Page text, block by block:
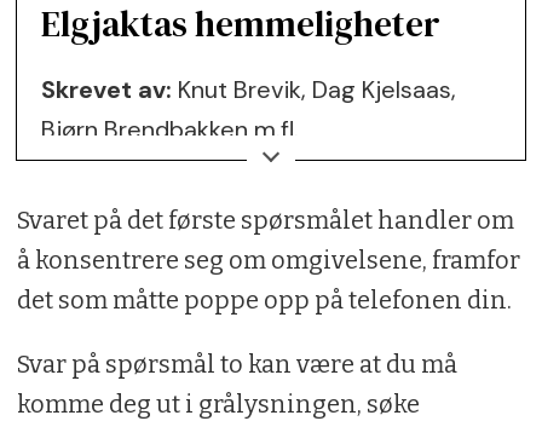
Elgjaktas hemmeligheter
Skrevet av: Knut Brevik, Dag Kjelsaas,
Bjørn Brendbakken m.fl.
Sider:
Pris:305 kroner på nett
ISBN:978-82-429-7524-9
Svaret på det første spørsmålet handler om
å konsentrere seg om omgivelsene, framfor
det som måtte poppe opp på telefonen din.
Svar på spørsmål to kan være at du må
komme deg ut i grålysningen, søke